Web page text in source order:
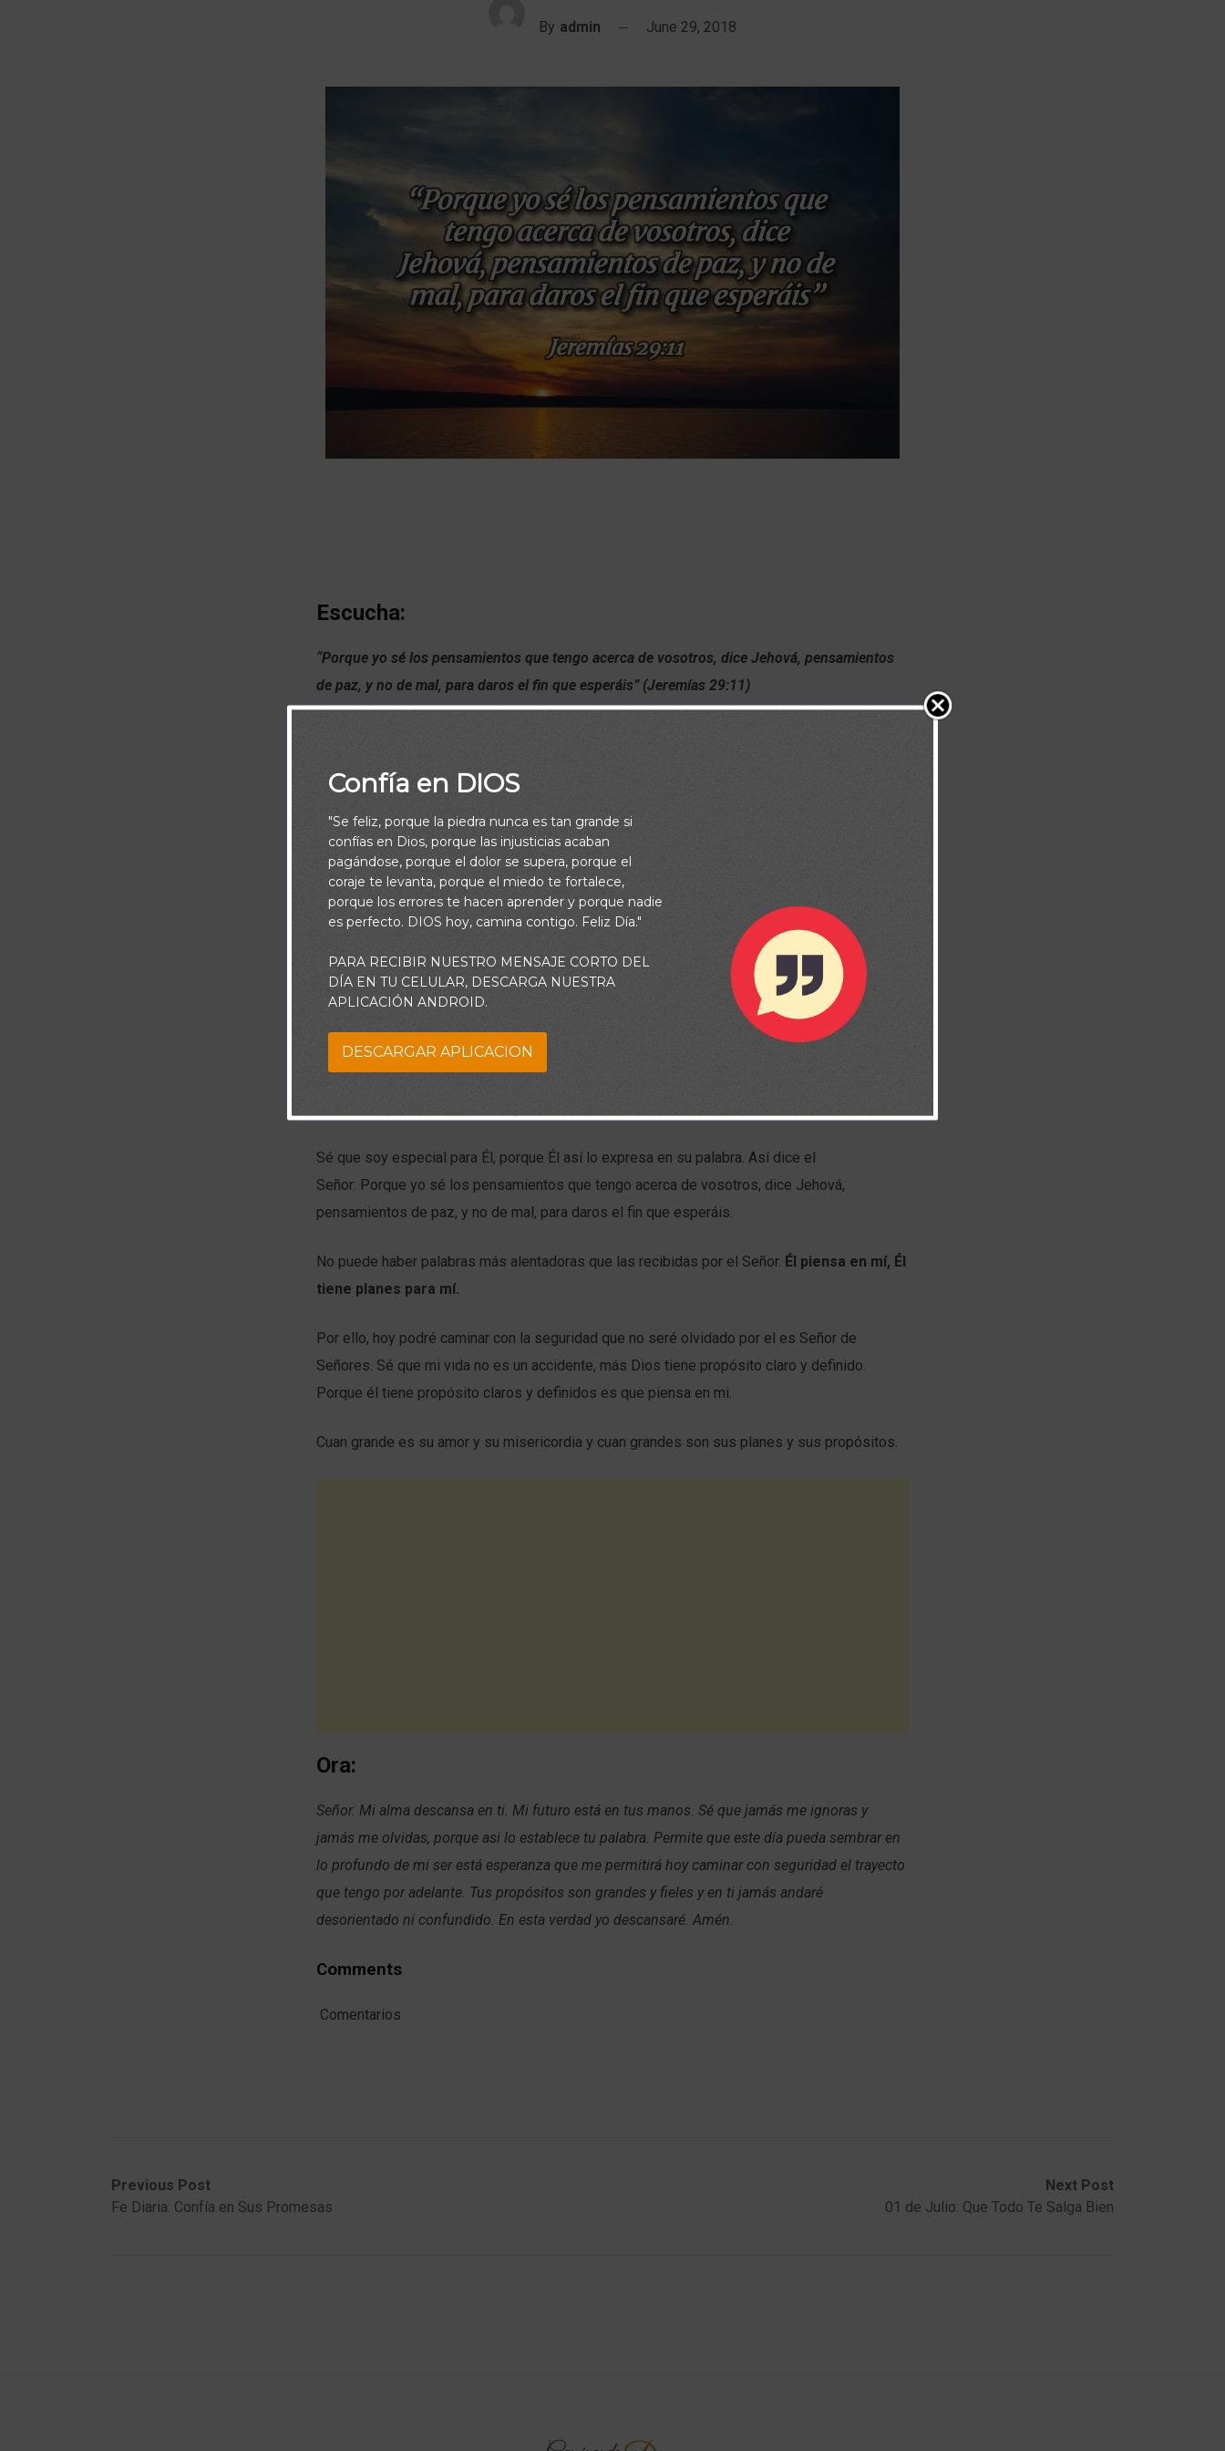
By admin June 29, 2018
Escucha:
“Porque yo sé los pensamientos que tengo acerca de vosotros, dice Jehová, pensamientos
de paz, y no de mal, para daros el fin que esperáis” (Jeremías 29:11)
Piensa:
Muchas veces me he olvidado de alguien que ha hecho cosas buenas y agradables para mí..
Sé que soy especial para Él, porque Él así lo expresa en su palabra. Así dice el
Señor: Porque yo sé los pensamientos que tengo acerca de vosotros, dice Jehová,
pensamientos de paz, y no de mal, para daros el fin que esperáis.
No puede haber palabras más alentadoras que las recibidas por el Señor. Él piensa en mí, Él
tiene planes para mí.
Por ello, hoy podré caminar con la seguridad que no seré olvidado por el es Señor de
Señores. Sé que mi vida no es un accidente, más Dios tiene propósito claro y definido.
Porque él tiene propósito claros y definidos es que piensa en mi.
Cuan grande es su amor y su misericordia y cuan grandes son sus planes y sus propósitos.
Ora:
Señor. Mi alma descansa en ti. Mi futuro está en tus manos. Sé que jamás me ignoras y
jamás me olvidas, porque asi lo establece tu palabra. Permite que este día pueda sembrar en
lo profundo de mi ser está esperanza que me permitirá hoy caminar con seguridad el trayecto
que tengo por adelante. Tus propósitos son grandes y fieles y en ti jamás andaré
desorientado ni confundido. En esta verdad yo descansaré. Amén.
Comments
Comentarios
Previous Post
Fe Diaria: Confía en Sus Promesas
Next Post
01 de Julio: Que Todo Te Salga Bien
Confía en DIOS
"Se feliz, porque la piedra nunca es tan grande si
confías en Dios, porque las injusticias acaban
pagándose, porque el dolor se supera, porque el
coraje te levanta, porque el miedo te fortalece,
porque los errores te hacen aprender y porque nadie
es perfecto. DIOS hoy, camina contigo. Feliz Día."
PARA RECIBIR NUESTRO MENSAJE CORTO DEL
DÍA EN TU CELULAR, DESCARGA NUESTRA
APLICACIÓN ANDROID.
DESCARGAR APLICACION